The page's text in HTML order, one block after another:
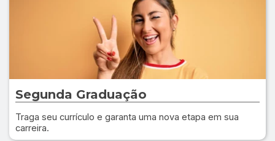
Segunda Graduação
Traga seu currículo e garanta uma nova etapa em sua
carreira.